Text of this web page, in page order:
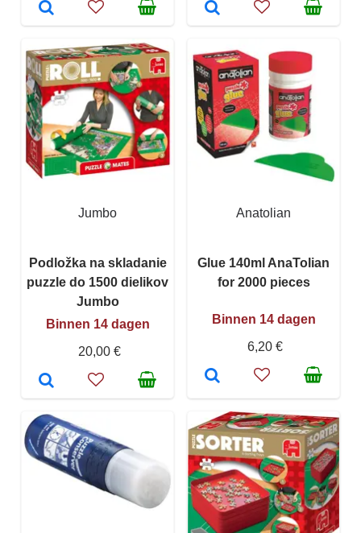
Jumbo
Podložka na skladanie
puzzle do 1500 dielikov
Jumbo
Binnen 14 dagen
20,00 €
Anatolian
Glue 140ml AnaTolian
for 2000 pieces
Binnen 14 dagen
6,20 €